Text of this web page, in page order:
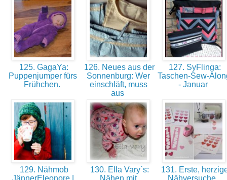
125. GagaYa:
Puppenjumper fürs
Frühchen.
126. Neues aus der
Sonnenburg: Wer
einschläft, muss
aus
127. SyFlinga:
Taschen-Sew-
- Januar
129. Nähmob
JännerEleonore |
130. Ella Vary`s:
Nähen mit
131. Erste,
Nähversuche.